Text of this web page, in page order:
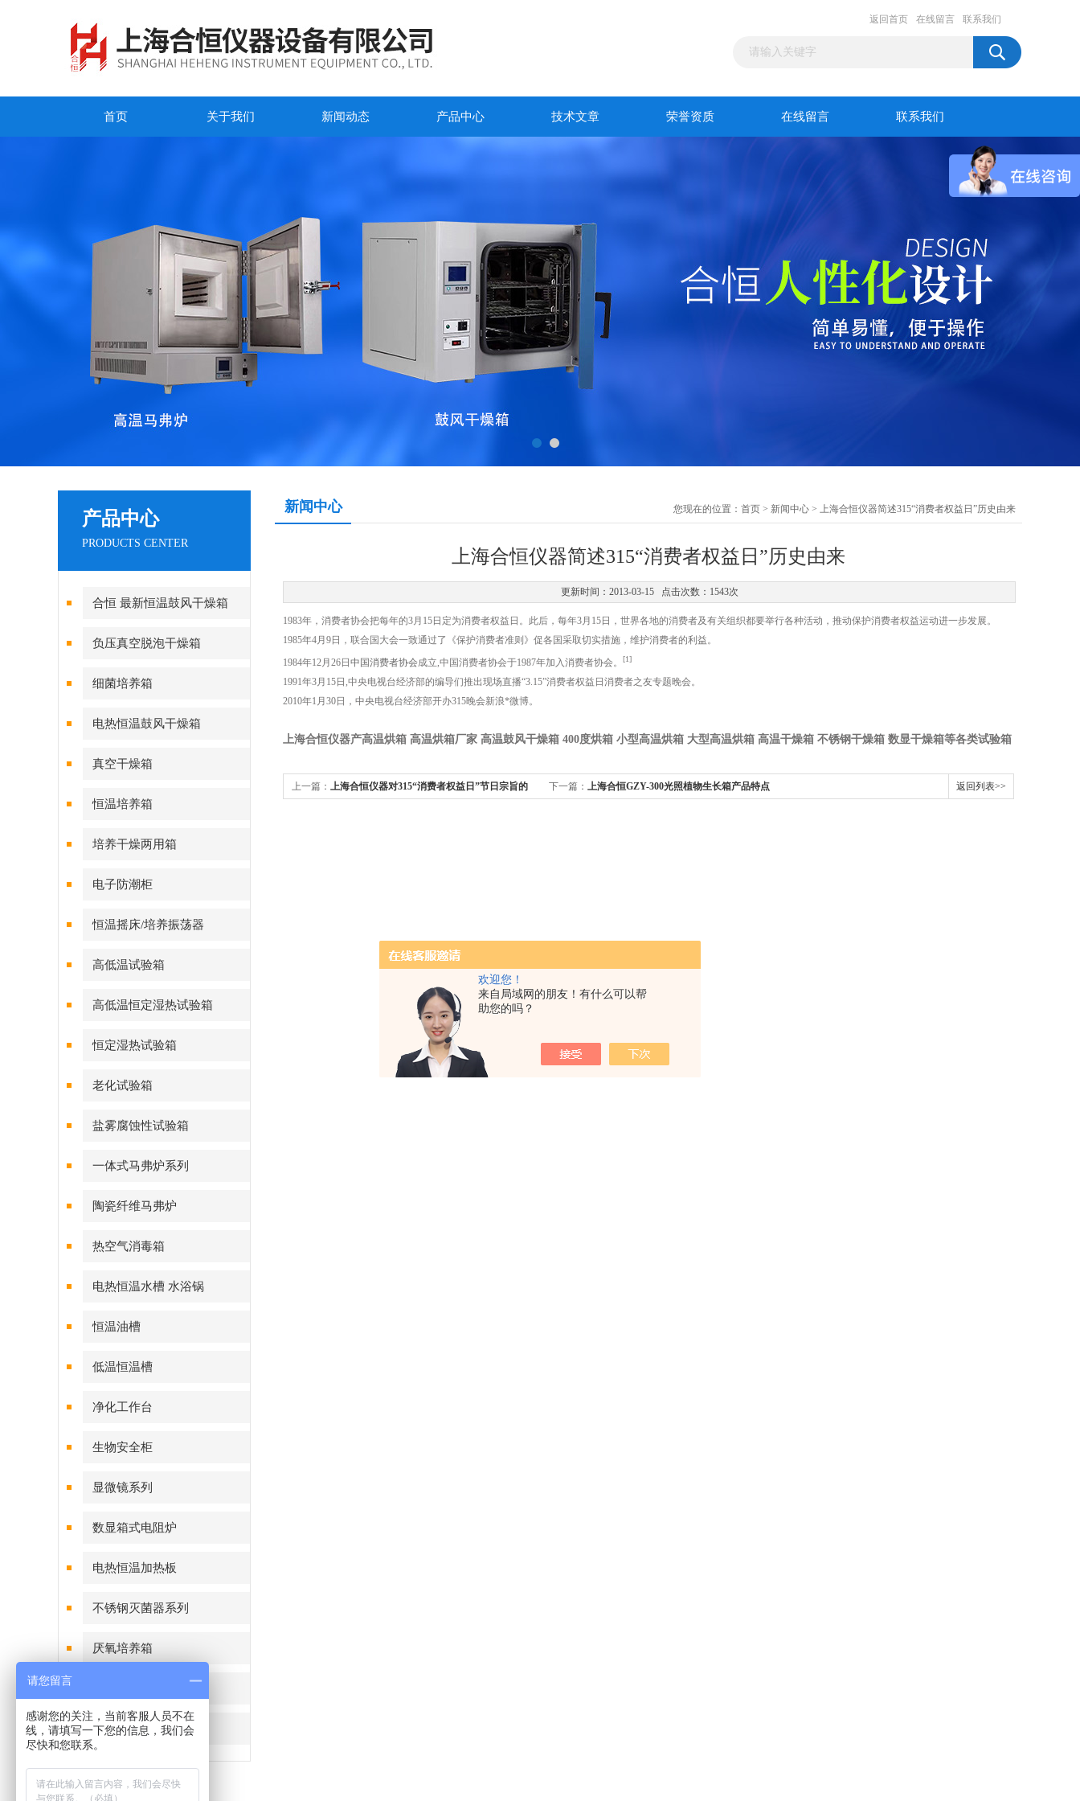
欢迎您！
来自局域网的朋友！有什么可以帮
助您的吗？
返回首页 在线留言 联系我们
首页 关于我们 新闻动态 产品中心 技术文章 荣誉资质 在线留言 联系我们
产品中心
PRODUCTS CENTER
合恒 最新恒温鼓风干燥箱
负压真空脱泡干燥箱
细菌培养箱
电热恒温鼓风干燥箱
真空干燥箱
恒温培养箱
培养干燥两用箱
电子防潮柜
恒温摇床/培养振荡器
高低温试验箱
高低温恒定湿热试验箱
恒定湿热试验箱
老化试验箱
盐雾腐蚀性试验箱
一体式马弗炉系列
陶瓷纤维马弗炉
热空气消毒箱
电热恒温水槽 水浴锅
恒温油槽
低温恒温槽
净化工作台
生物安全柜
显微镜系列
数显箱式电阻炉
电热恒温加热板
不锈钢灭菌器系列
厌氧培养箱
细菌恒温培养箱
新闻中心 您现在的位置： 首页 > 新闻中心 > 上海合恒仪器简述315“消费者权益日”历史由来
上海合恒仪器简述315“消费者权益日”历史由来
更新时间：2013-03-15 点击次数：1543次
1983年，消费者协会把每年的3月15日定为消费者权益日。此后，每年3月15日，世界各地的消费者及有关组织都要举行各种活动，推动保护消费者权益运动进一步发展。
1985年4月9日，联合国大会一致通过了《保护消费者准则》促各国采取切实措施，维护消费者的利益。
1984年12月26日 中国消费者协会成立,中国消费者协会于1987年加入消费者协会。 [1]
1991年3月15日,中央电视台经济部的编导们推出现场直播“3.15”消费者权益日消费者之友专题晚会。
2010年1月30日，中央电视台经济部开办315晚会新浪*微博。
上海合恒仪器产高温烘箱 高温烘箱厂家 高温鼓风干燥箱 400度烘箱 小型高温烘箱 大型高温烘箱 高温干燥箱 不锈钢干燥箱 数显干燥箱等各类试验箱
上一篇： 上海合恒仪器对315“消费者权益日”节日宗旨的 下一篇： 上海合恒GZY-300光照植物生长箱产品特点 返回列表>>
请您留言
感谢您的关注，当前客服人员不在
线，请填写一下您的信息，我们会
尽快和您联系。